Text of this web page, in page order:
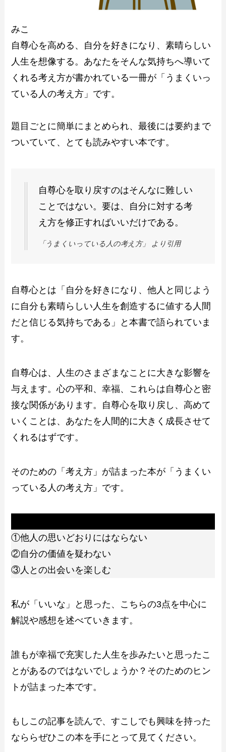
みこ
自尊心を高める、自分を好きになり、素晴らしい
人生を想像する。あなたをそんな気持ちへ導いて
くれる考え方が書かれている一冊が「うまくいっ
ている人の考え方」です。
題目ごとに簡単にまとめられ、最後には要約まで
ついていて、とても読みやすい本です。
自尊心を取り戻すのはそんなに難しい
ことではない。要は、自分に対する考
え方を修正すればいいだけである。
「うまくいっている人の考え方」 より引用
自尊心とは「自分を好きになり、他人と同じよう
に自分も素晴らしい人生を創造するに値する人間
だと信じる気持ちである」と本書で語られていま
す。
自尊心は、人生のさまざまなことに大きな影響を
与えます。心の平和、幸福、これらは自尊心と密
接な関係があります。自尊心を取り戻し、高めて
いくことは、あなたを人間的に大きく成長させて
くれるはずです。
そのための「考え方」が詰まった本が「うまくい
っている人の考え方」です。
①他人の思いどおりにはならない
②自分の価値を疑わない
③人との出会いを楽しむ
私が「いいな」と思った、こちらの3点を中心に
解説や感想を述べていきます。
誰もが幸福で充実した人生を歩みたいと思ったこ
とがあるのではないでしょうか？そのためのヒン
トが詰まった本です。
もしこの記事を読んで、すこしでも興味を持った
なららぜひこの本を手にとって見てください。